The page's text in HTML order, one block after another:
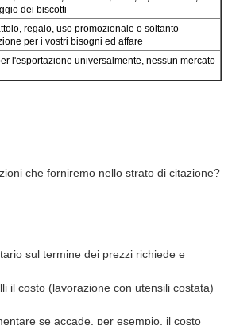
dei biscotti
regalo, uso promozionale o soltanto
per i vostri bisogni ed affare
l'esportazione universalmente, nessun mercato
che forniremo nello strato di citazione?
sul termine dei prezzi richiede e
il costo (lavorazione con utensili costata)
se accade, per esempio, il costo